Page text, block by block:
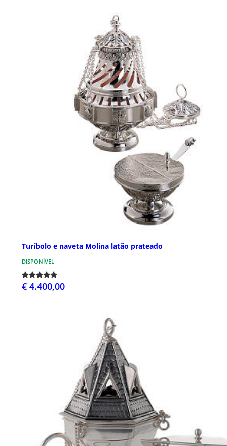
Turíbolo e naveta Molina latão prateado
DISPONÍVEL
€ 4.400,00